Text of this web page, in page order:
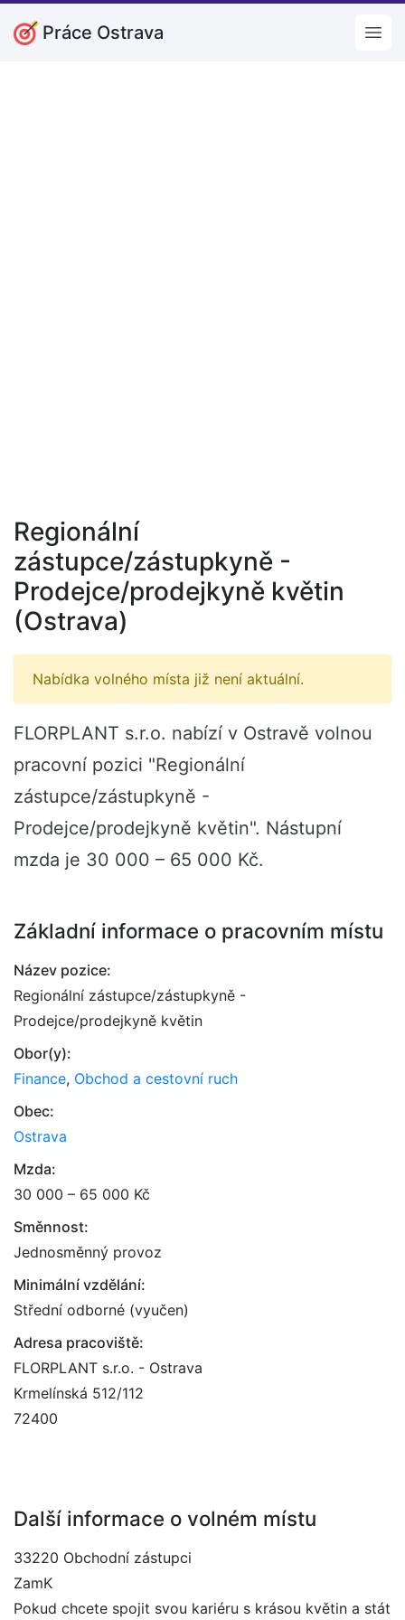
Práce Ostrava
Regionální
zástupce/zástupkyně -
Prodejce/prodejkyně květin
(Ostrava)
Nabídka volného místa již není aktuální.
FLORPLANT s.r.o. nabízí v Ostravě volnou
pracovní pozici "Regionální
zástupce/zástupkyně -
Prodejce/prodejkyně květin". Nástupní
mzda je 30 000 – 65 000 Kč.
Základní informace o pracovním místu
Název pozice:
Regionální zástupce/zástupkyně -
Prodejce/prodejkyně květin
Obor(y):
Finance, Obchod a cestovní ruch
Obec:
Ostrava
Mzda:
30 000 – 65 000 Kč
Směnnost:
Jednosměnný provoz
Minimální vzdělání:
Střední odborné (vyučen)
Adresa pracoviště:
FLORPLANT s.r.o. - Ostrava
Krmelínská 512/112
72400
Další informace o volném místu
33220 Obchodní zástupci
ZamK
Pokud chcete spojit svou kariéru s krásou květin a stát